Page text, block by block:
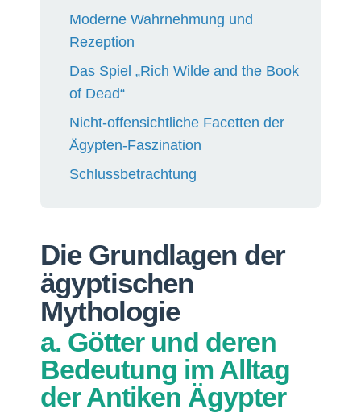
Moderne Wahrnehmung und
Rezeption
Das Spiel „Rich Wilde and the Book
of Dead“
Nicht-offensichtliche Facetten der
Ägypten-Faszination
Schlussbetrachtung
Die Grundlagen der
ägyptischen
Mythologie
a. Götter und deren
Bedeutung im Alltag
der Antiken Ägypter